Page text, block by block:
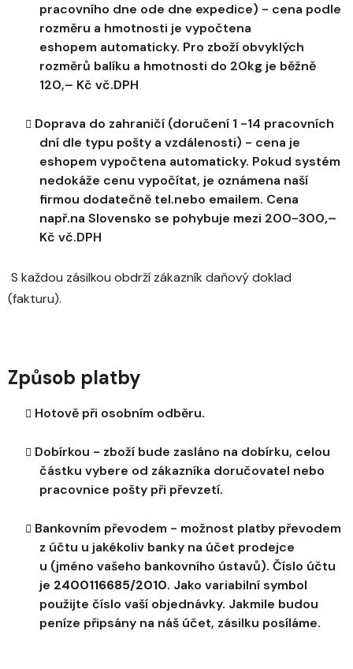
pracovního dne ode dne expedice) - cena podle
rozměru a hmotnosti je vypočtena
eshopem automaticky. Pro zboží obvyklých
rozměrů balíku a hmotnosti do 20kg je běžně
120,– Kč vč.DPH
Doprava do zahraničí (doručení 1 -14 pracovních
dní dle typu pošty a vzdálenosti) - cena je
eshopem vypočtena automaticky. Pokud systém
nedokáže cenu vypočítat, je oznámena naší
firmou dodatečně tel.nebo emailem. Cena
např.na Slovensko se pohybuje mezi 200-300,–
Kč vč.DPH
S každou zásilkou obdrží zákazník daňový doklad
(fakturu).
Způsob platby
Hotově při osobním odběru.
Dobírkou - zboží bude zasláno na dobírku, celou
částku vybere od zákazníka doručovatel nebo
pracovnice pošty při převzetí.
Bankovním převodem - možnost platby převodem
z účtu u jakékoliv banky na účet prodejce
u (jméno vašeho bankovního ústavů). Číslo účtu
je 2400116685/2010. Jako variabilní symbol
použijte číslo vaší objednávky. Jakmile budou
peníze připsány na náš účet, zásilku posíláme.